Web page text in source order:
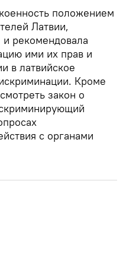
положением
Латвии,
рекомендовала
ими их прав и
в латвийское
Кроме
закон о
с органами